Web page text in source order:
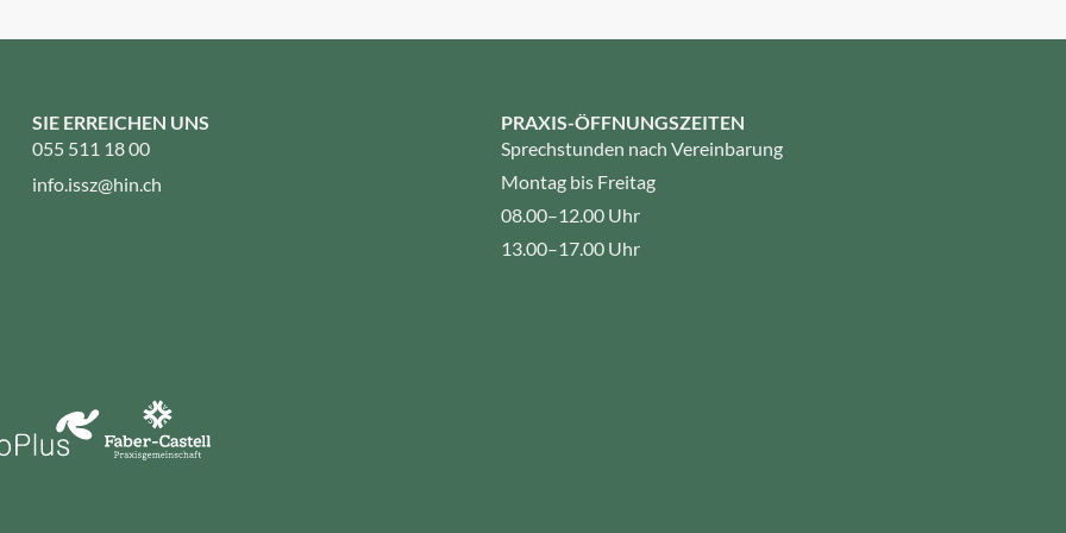
SIE ERREICHEN UNS
055 511 18 00
info.issz@hin.ch
PRAXIS-ÖFFNUNGSZEITEN
Sprechstunden nach Vereinbarung
Montag bis Freitag
08.00–12.00 Uhr
13.00–17.00 Uhr